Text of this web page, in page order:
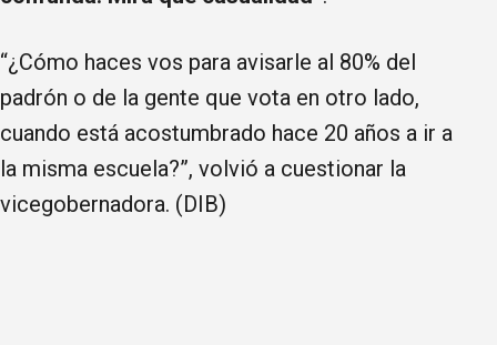
“¿Cómo haces vos para avisarle al 80% del
padrón o de la gente que vota en otro lado,
cuando está acostumbrado hace 20 años a ir a
la misma escuela?”, volvió a cuestionar la
vicegobernadora. (DIB)